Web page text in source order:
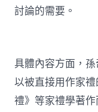
討論的需要。
具體內容方面，
以被直接用作家
禮》等家禮學著